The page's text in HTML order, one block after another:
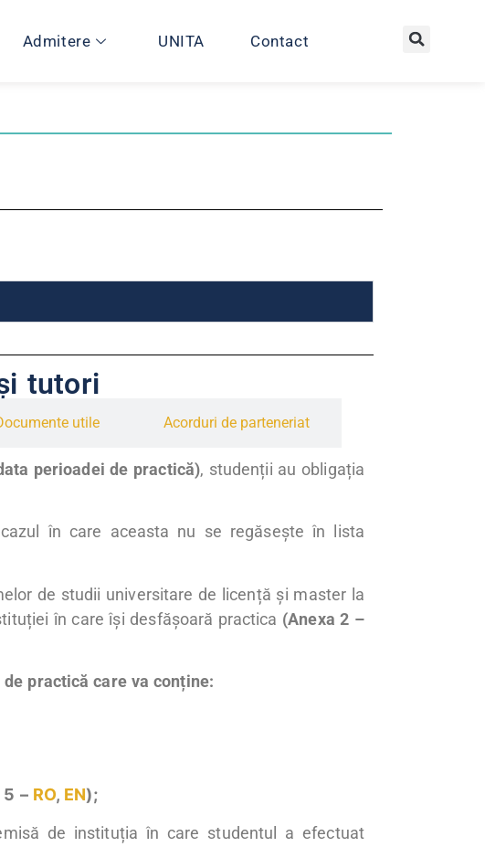
Admitere UNITA Contact
tutori
utile Acorduri de parteneriat
perioadei de practică), studenții au obligația
în care aceasta nu se regăsește în lista
de studii universitare de licență și master la
în care își desfășoară practica (Anexa 2 –
practică care va conține:
5 – RO, EN);
de instituția în care studentul a efectuat